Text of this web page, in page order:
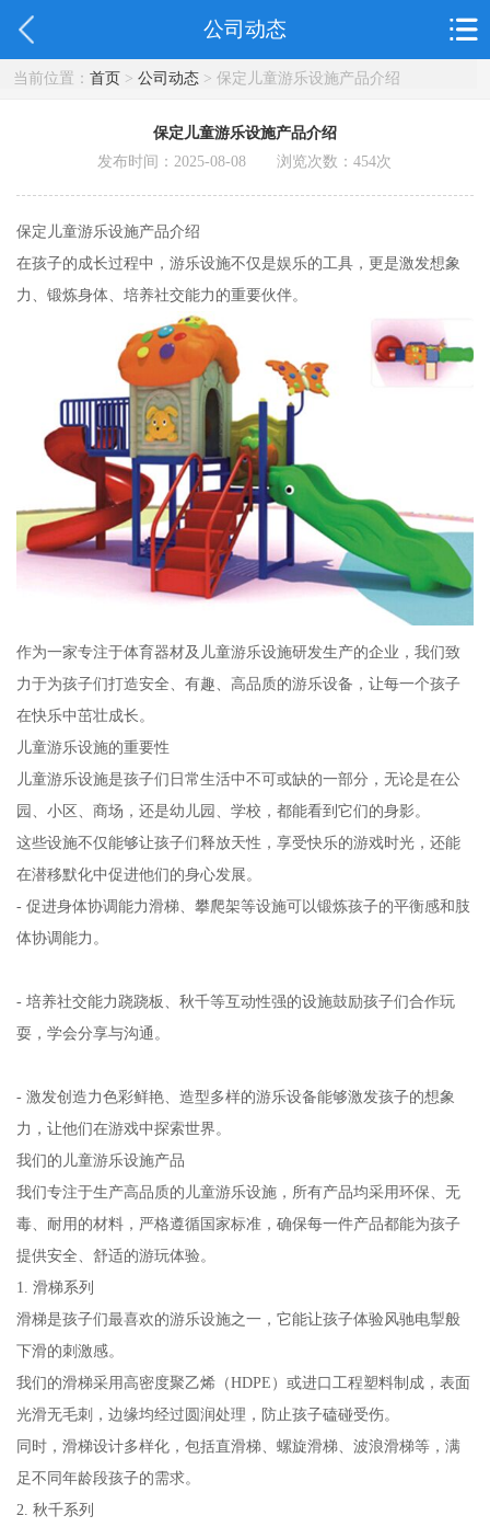
公司动态
当前位置： 首页> 公司动态> 保定儿童游乐设施产品介绍
保定儿童游乐设施产品介绍
发布时间：2025-08-08 浏览次数：454次
保定儿童游乐设施产品介绍
在孩子的成长过程中，游乐设施不仅是娱乐的工具，更是激发想象
力、锻炼身体、培养社交能力的重要伙伴。
作为一家专注于体育器材及儿童游乐设施研发生产的企业，我们致
力于为孩子们打造安全、有趣、高品质的游乐设备，让每一个孩子
在快乐中茁壮成长。
儿童游乐设施的重要性
儿童游乐设施是孩子们日常生活中不可或缺的一部分，无论是在公
园、小区、商场，还是幼儿园、学校，都能看到它们的身影。
这些设施不仅能够让孩子们释放天性，享受快乐的游戏时光，还能
在潜移默化中促进他们的身心发展。
- 促进身体协调能力滑梯、攀爬架等设施可以锻炼孩子的平衡感和肢
体协调能力。
- 培养社交能力跷跷板、秋千等互动性强的设施鼓励孩子们合作玩
耍，学会分享与沟通。
- 激发创造力色彩鲜艳、造型多样的游乐设备能够激发孩子的想象
力，让他们在游戏中探索世界。
我们的儿童游乐设施产品
我们专注于生产高品质的儿童游乐设施，所有产品均采用环保、无
毒、耐用的材料，严格遵循国家标准，确保每一件产品都能为孩子
提供安全、舒适的游玩体验。
1. 滑梯系列
滑梯是孩子们最喜欢的游乐设施之一，它能让孩子体验风驰电掣般
下滑的刺激感。
我们的滑梯采用高密度聚乙烯（HDPE）或进口工程塑料制成，表面
光滑无毛刺，边缘均经过圆润处理，防止孩子磕碰受伤。
同时，滑梯设计多样化，包括直滑梯、螺旋滑梯、波浪滑梯等，满
足不同年龄段孩子的需求。
2. 秋千系列